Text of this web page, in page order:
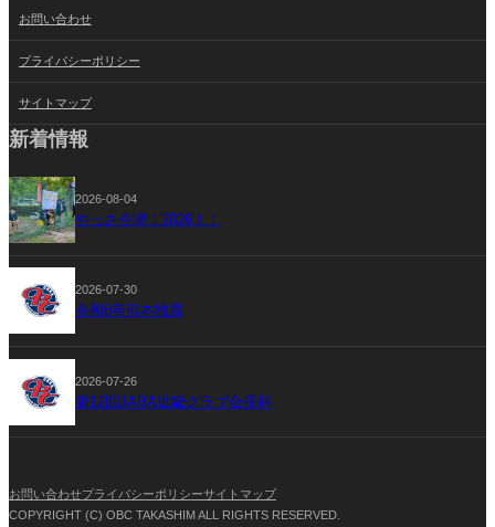
お問い合わせ
プライバシーポリシー
サイトマップ
新着情報
2026-08-04
やっさ今津！2026！！
2026-07-30
令和8年熊本地震
2026-07-26
第12回JABA近畿クラブ会長杯
お問い合わせプライバシーポリシーサイトマップ
COPYRIGHT (C) OBC TAKASHIM ALL RIGHTS RESERVED.